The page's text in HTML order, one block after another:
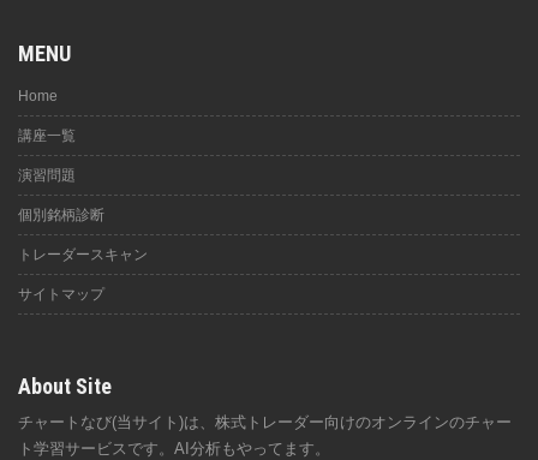
MENU
Home
講座一覧
演習問題
個別銘柄診断
トレーダースキャン
サイトマップ
About Site
チャートなび(当サイト)は、株式トレーダー向けのオンラインのチャー
ト学習サービスです。AI分析もやってます。